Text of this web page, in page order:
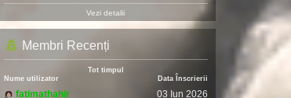
Vezi detalii
Membri Recenți
Tot timpul
Nume utilizator
Data Înscrierii
fatimathahir
03 Iun 2026